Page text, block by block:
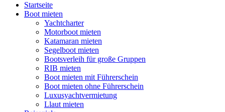
Startseite
Boot mieten
Yachtcharter
Motorboot mieten
Katamaran mieten
Segelboot mieten
Bootsverleih für große Gruppen
RIB mieten
Boot mieten mit Führerschein
Boot mieten ohne Führerschein
Luxusyachtvermietung
Llaut mieten